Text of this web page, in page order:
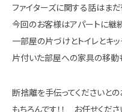
ファイターズに関する話はま
今回のお客様はアパートに継
一部屋の片づけとトイレとキッ
片付いた部屋への家具の移動
断捨離を手伝ってくださいとの
もちろんです！！ お任せくださ